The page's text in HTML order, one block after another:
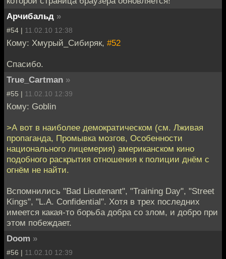
Арчибальд »
#54 | 11.02.10 12:38
Кому: Хмурый_Сибиряк, #52
Спасибо.
True_Cartman »
#55 | 11.02.10 12:39
Кому: Goblin
>А вот в наиболее демократическом (см. Лживая
пропаганда, Промывка мозгов, Особенности
национального лицемерия) американском кино
подобного раскрытия отношения к полиции днём с
огнём не найти.
Вспомнились "Bad Lieutenant", "Training Day", "Street
Kings", "L.A. Confidential". Хотя в трех последних
имеется какая-то борьба добра со злом, и добро при
этом побеждает.
Doom »
#56 | 11.02.10 12:39